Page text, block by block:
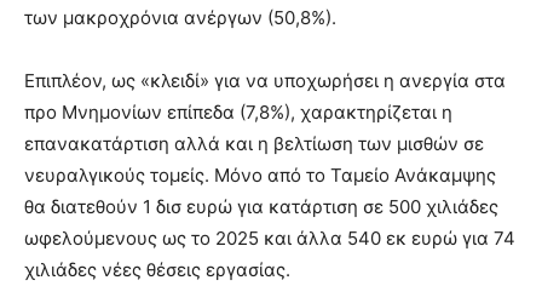
των μακροχρόνια ανέργων (50,8%).
Επιπλέον, ως «κλειδί» για να υποχωρήσει η ανεργία στα
προ Μνημονίων επίπεδα (7,8%), χαρακτηρίζεται η
επανακατάρτιση αλλά και η βελτίωση των μισθών σε
νευραλγικούς τομείς. Μόνο από το Ταμείο Ανάκαμψης
θα διατεθούν 1 δισ ευρώ για κατάρτιση σε 500 χιλιάδες
ωφελούμενους ως το 2025 και άλλα 540 εκ ευρώ για 74
χιλιάδες νέες θέσεις εργασίας.